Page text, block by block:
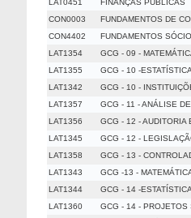
LAT0451
FINANÇAS PÚBLICAS
CON0003
FUNDAMENTOS DE
CON4402
FUNDAMENTOS
LAT1354
GCG - 09 -
LAT1355
GCG - 10 -
LAT1342
GCG - 10 -
LAT1357
GCG - 11 - ANÁLISE
LAT1356
GCG - 12 - AUDITORIA
LAT1345
GCG - 12 -
LAT1358
GCG - 13 -
LAT1343
GCG -13 -
LAT1344
GCG - 14 -
LAT1360
GCG - 14 - PROJETOS